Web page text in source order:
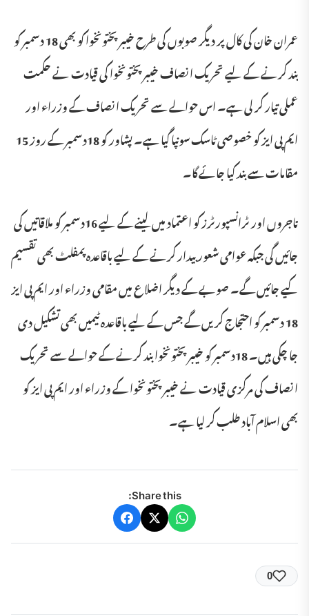
عمران خان کی کال پر دیگر صوبوں کی طرح خیبر پختونخوا کو بھی 18 دسمبر کو
بند کرنے کے لیے تحریک انصاف خیبر پختونخوا کی قیادت نے حکمت
عملی تیار کر لی ہے۔ اس حوالے سے تحریک انصاف کے وزراء اور
ایم پی ایز کو خصوصی ٹاسک سونپا گیا ہے۔ پشاور کو 18دسمبر کے روز 15
مقامات سے بند کیا جائے گا۔
تاجروں اور ٹرانسپورٹرز کو اعتماد میں لینے کے لیے 16دسمبر کو ملاقاتیں کی
جائیں گی جبکہ عوامی شعور بیدار کرنے کے لیے باقاعدہ پمفلٹ بھی تقسیم
کیے جائیں گے۔ صوبے کے دیگر اضلاع میں مقامی وزراء اور ایم پی ایز
18 دسمبر کو احتجاج کریں گے جس کے لیے باقاعدہ ٹیمیں بھی تشکیل دی
جا چکی ہیں۔ 18دسمبر کو خیبر پختونخوا بند کرنے کے حوالے سے تحریک
انصاف کی مرکزی قیادت نے خیبر پختونخوا کے وزراء اور ایم پی ایز کو
بھی اسلام آباد طلب کر لیا ہے۔
Share this:
0